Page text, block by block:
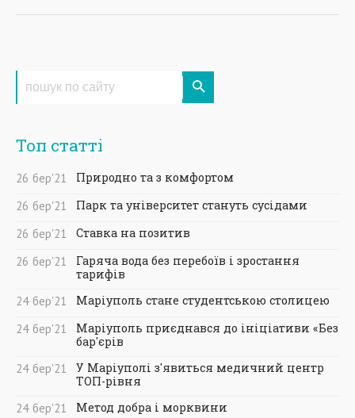
Топ статті
26 бер'21
Природно та з комфортом
26 бер'21
Парк та університет стануть сусідами
26 бер'21
Ставка на позитив
26 бер'21
Гаряча вода без перебоїв і зростання
тарифів
24 бер'21
Маріуполь стане студентською столицею
24 бер'21
Маріуполь приєднався до ініціативи «Без
бар'єрів
24 бер'21
У Маріуполі з'явиться медичний центр
ТОП-рівня
24 бер'21
Метод добра і морквини